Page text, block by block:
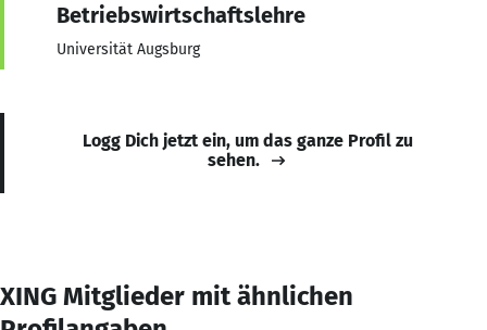
Betriebswirtschaftslehre
Universität Augsburg
Logg Dich jetzt ein, um das ganze Profil zu
sehen.
XING Mitglieder mit ähnlichen